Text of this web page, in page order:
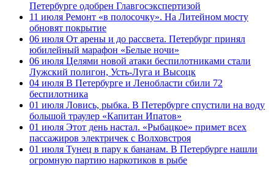
Петербурге одобрен Главгосэкспертизой
11 июля Ремонт «в полосочку». На Литейном мосту
обновят покрытие
06 июля От арены и до рассвета. Петербург принял
юбилейный марафон «Белые ночи»
06 июля Целями новой атаки беспилотниками стали
Лужский полигон, Усть-Луга и Высоцк
04 июля В Петербурге и Ленобласти сбили 72
беспилотника
01 июля Ловись, рыбка. В Петербурге спустили на воду
большой траулер «Капитан Ипатов»
01 июля Этот день настал. «Рыбацкое» примет всех
пассажиров электричек с Волховстроя
01 июля Тунец в пару к бананам. В Петербурге нашли
огромную партию наркотиков в рыбе